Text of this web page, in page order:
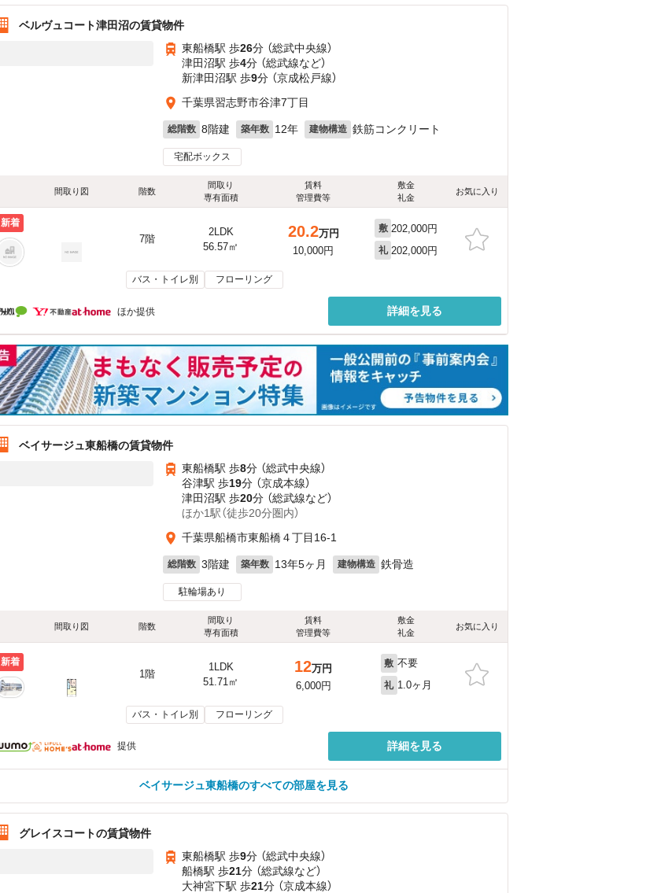
ベルヴュコート津田沼の賃貸物件
東船橋駅 歩26分 （総武中央線）
津田沼駅 歩4分 （総武線など）
新津田沼駅 歩9分 （京成松戸線）
千葉県習志野市谷津7丁目
総階数 8階建 築年数 12年 建物構造 鉄筋コンクリート
宅配ボックス
間取り図 階数
間取り
専有面積
賃料
管理費等
敷金
礼金
お気に入り
新着
7階
2LDK
56.57㎡
20.2万円
10,000円
敷 202,000円
礼 202,000円
バス・トイレ別 フローリング
ほか提供 詳細を見る
ベイサージュ東船橋の賃貸物件
東船橋駅 歩8分 （総武中央線）
谷津駅 歩19分 （京成本線）
津田沼駅 歩20分 （総武線など）
ほか1駅（徒歩20分圏内）
千葉県船橋市東船橋４丁目16-1
総階数 3階建 築年数 13年5ヶ月 建物構造 鉄骨造
駐輪場あり
間取り図 階数
間取り
専有面積
賃料
管理費等
敷金
礼金
お気に入り
新着
1階
1LDK
51.71㎡
12万円
6,000円
敷 不要
礼 1.0ヶ月
バス・トイレ別 フローリング
提供 詳細を見る
ベイサージュ東船橋のすべての部屋を見る
グレイスコートの賃貸物件
東船橋駅 歩9分 （総武中央線）
船橋駅 歩21分 （総武線など）
大神宮下駅 歩21分 （京成本線）